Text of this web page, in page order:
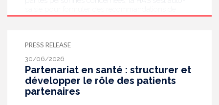
bonnes pratiques pour améliorer le diagnostic et
aujourd’hui ses travaux, destinés aux
de ces patients.
PRESS RELEASE
30/06/2026
Partenariat en santé : structurer et
développer le rôle des patients
partenaires